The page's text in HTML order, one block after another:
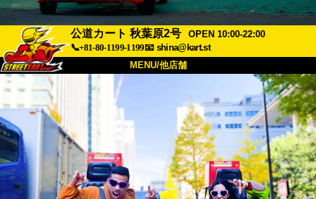
公道カート 秋葉原2号
OPEN 10:00-22:00
📞+81-80-1199-1199📧 shina@kart.st
MENU/他店舗
概要 価格
アクセス FAQ
会社 予約
他店舗